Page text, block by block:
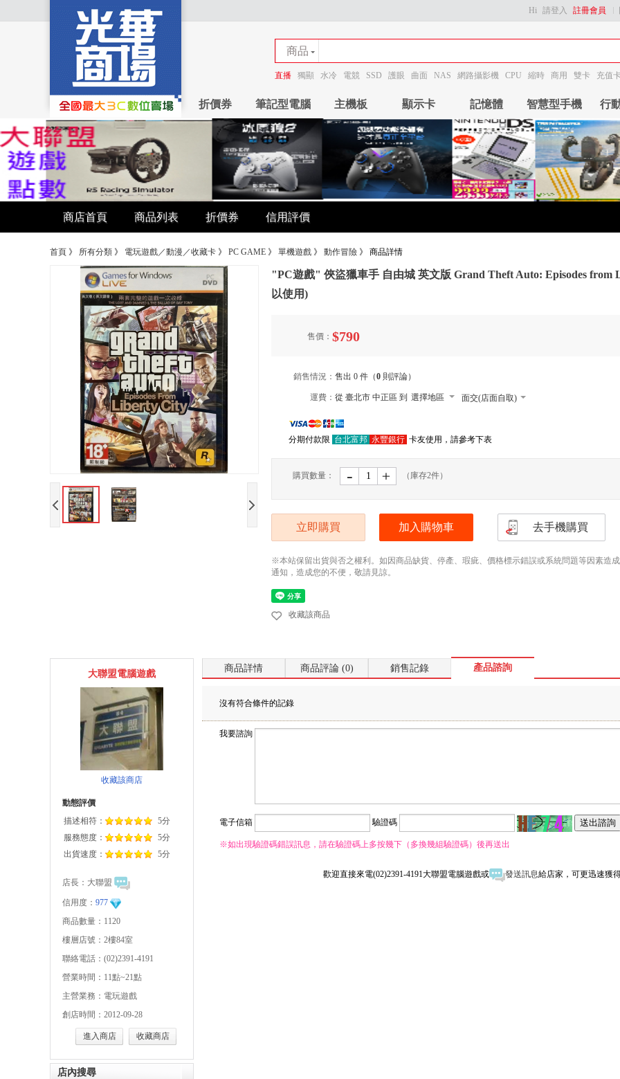
Hi 請登入 註冊會員
商品
商店
直播 獨顯 水冷 電競 SSD 護眼 曲面 NAS 網路攝影機 CPU 縮時 商用 雙卡 充值
折價券 筆記型電腦 主機板 顯示卡 記憶體 智慧型手機 行
商店首頁 商品列表 折價券 信用評價
首頁 》 所有分類 》 電玩遊戲／動漫／收藏卡 》 PC GAME 》 單機遊戲 》 動作冒險 》 商品詳情
"PC遊戲" 俠盜獵車手 自由城 英文版 Grand Theft Auto: Episodes from
以使用)
售價： $790
銷售情況： 售出 0 件（0 則評論）
運費： 從 臺北市 中正區 到 選擇地區 面交(店面自取)
郵寄小包裹
本島大型宅配
分期付款限 台北富邦 永豐銀行 卡友使用，請參考下表
購買數量： - ﹢ （庫存2件）
立即購買 加入購物車 去手機購買
※本站保留出貨與否之權利。如因商品缺貨、停產、瑕疵、價格標示錯誤或系統問題等因素造
通知，造成您的不便，敬請見諒。
收藏該商品
大聯盟電腦遊戲
收藏該商店
動態評價
描述相符：
5分
服務態度：
5分
出貨速度：
5分
店長： 大聯盟
信用度： 977
商品數量：1120
樓層店號：2樓84室
聯絡電話：(02)2391-4191
營業時間：11點~21點
主營業務：電玩遊戲
創店時間：2012-09-28
進入商店 收藏商店
店內搜尋
商品詳情 商品評論 (0) 銷售記錄 產品諮詢
沒有符合條件的記錄
我要諮詢
電子信箱 驗證碼
※如出現驗證碼錯誤訊息，請在驗證碼上多按幾下（多換幾組驗證碼）後再送出
歡迎直接來電(02)2391-4191大聯盟電腦遊戲或 發送訊息給店家，可更迅速獲